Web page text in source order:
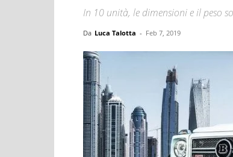
In 10 unità, le dimensioni e il peso
Da Luca Talotta - Feb 7, 2019